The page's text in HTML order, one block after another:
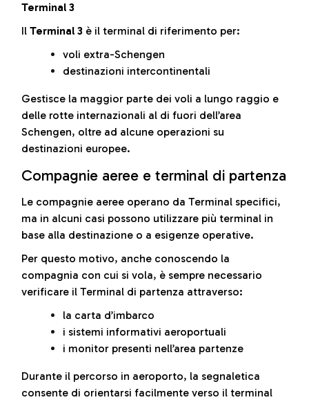
Terminal 3
Il Terminal 3 è il terminal di riferimento per:
voli extra-Schengen
destinazioni intercontinentali
Gestisce la maggior parte dei voli a lungo raggio e
delle rotte internazionali al di fuori dell’area
Schengen, oltre ad alcune operazioni su
destinazioni europee.
Compagnie aeree e terminal di partenza
Le compagnie aeree operano da Terminal specifici,
ma in alcuni casi possono utilizzare più terminal in
base alla destinazione o a esigenze operative.
Per questo motivo, anche conoscendo la
compagnia con cui si vola, è sempre necessario
verificare il Terminal di partenza attraverso:
la carta d’imbarco
i sistemi informativi aeroportuali
i monitor presenti nell’area partenze
Durante il percorso in aeroporto, la segnaletica
consente di orientarsi facilmente verso il terminal